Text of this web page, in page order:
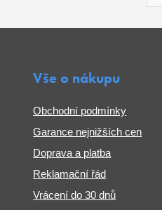
Vše o nákupu
Obchodní podmínky
Garance nejnižších cen
Doprava a platba
Reklamační řád
Vrácení do 30 dnů